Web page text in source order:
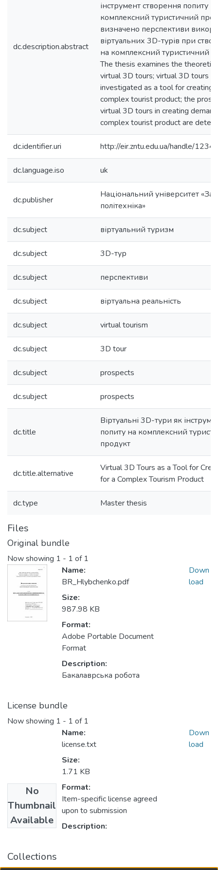
dc.description.abstract
інструмент створення попиту
комплексний туристичний
визначено перспективи
віртуальних 3D-турів при
на комплексний туристичний
The thesis examines the
virtual 3D tours; virtual 3D tours
investigated as a tool for creating
complex tourist product; the
virtual 3D tours in creating
complex tourist product are
dc.identifier.uri http://eir.zntu.edu.ua/handle/
dc.language.iso uk
dc.publisher
Національний університет
політехніка»
dc.subject віртуальний туризм
dc.subject 3D-тур
dc.subject перспективи
dc.subject віртуальна реальність
dc.subject virtual tourism
dc.subject 3D tour
dc.subject prospects
dc.subject prospects
dc.title
Віртуальні 3D-тури як
попиту на комплексний
продукт
dc.title.alternative
Virtual 3D Tours as a Tool for
for a Complex Tourism Product
dc.type Master thesis
Files
Original bundle
Now showing 1 - 1 of 1
Name:
BR_Hlybchenko.pdf
Size:
987.98 KB
Format:
Adobe Portable Document
Format
Description:
Бакалаврська робота
Down
load
License bundle
Now showing 1 - 1 of 1
No
Thumbnail
Available
Name:
license.txt
Size:
1.71 KB
Format:
Item-specific license agreed
upon to submission
Description:
Down
load
Collections